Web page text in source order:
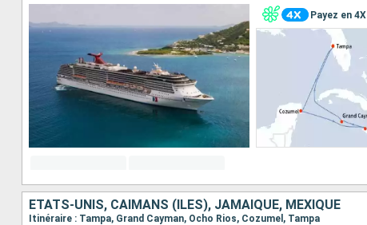
Payez en 4X
ÉTATS-UNIS, CAÏMANS (ÎLES), JAMAÏQUE, MEXIQUE
Itinéraire : Tampa, Grand Cayman, Ocho Rios, Cozumel, Tampa